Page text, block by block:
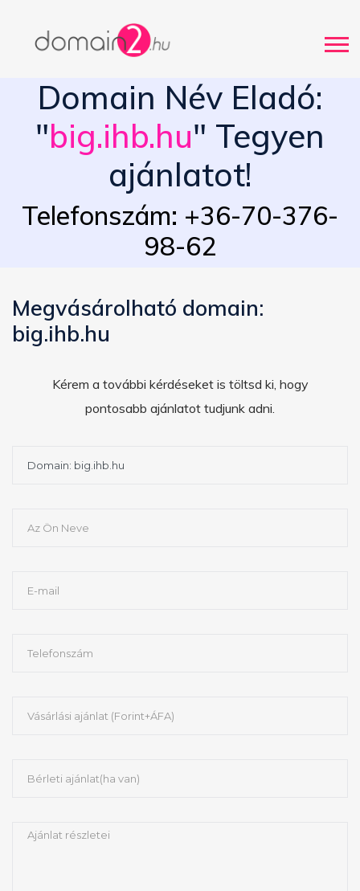
Domain Név Eladó:
"big.ihb.hu" Tegyen
ajánlatot!
Telefonszám: +36-70-376-
98-62
Megvásárolható domain:
big.ihb.hu
Kérem a további kérdéseket is töltsd ki, hogy
pontosabb ajánlatot tudjunk adni.